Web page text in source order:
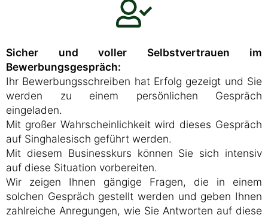
Sicher und voller Selbstvertrauen im
Bewerbungsgespräch:
Ihr Bewerbungsschreiben hat Erfolg gezeigt und Sie
werden zu einem persönlichen Gespräch
eingeladen.
Mit großer Wahrscheinlichkeit wird dieses Gespräch
auf Singhalesisch geführt werden.
Mit diesem Businesskurs können Sie sich intensiv
auf diese Situation vorbereiten.
Wir zeigen Ihnen gängige Fragen, die in einem
solchen Gespräch gestellt werden und geben Ihnen
zahlreiche Anregungen, wie Sie Antworten auf diese